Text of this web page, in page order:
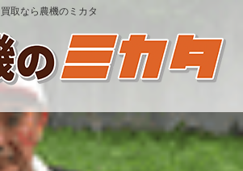
取なら農機のミカタ